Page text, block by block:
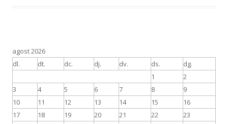
agost 2026
dl.
dt. dc. dj. dv. ds. dg.
1
2
3
4 5 6 7 8
9
10
11 12 13 14 15
16
17
18 19 20 21 22
23